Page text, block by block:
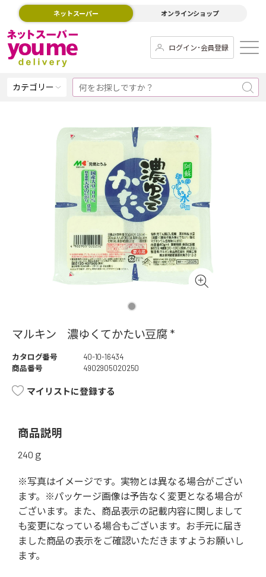
ネットスーパー オンラインショップ
ログイン･会員登録
カテゴリー
マルキン 濃ゆくてかたい豆腐 *
カタログ番号
40-10-16434
商品番号
4902905020250
マイリストに登録する
商品説明
240ｇ
※写真はイメージです。実物とは異なる場合がござい
ます。※パッケージ画像は予告なく変更となる場合が
ございます。また、商品表示の記載内容に関しまして
も変更になっている場合もございます。お手元に届き
ました商品の表示をご確認いただきますようお願いし
ます。